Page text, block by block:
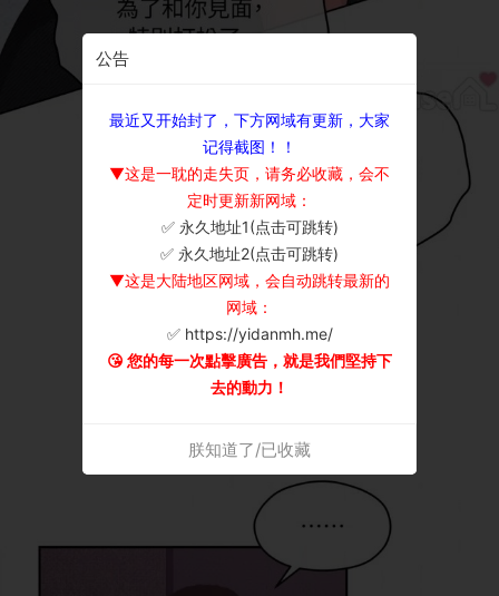
公告
最近又开始封了，下方网域有更新，大家
记得截图！！
▼这是一耽的走失页，请务必收藏，会不
定时更新新网域：
✅ 永久地址1(点击可跳转)
✅ 永久地址2(点击可跳转)
▼这是大陆地区网域，会自动跳转最新的
网域：
✅ https://yidanmh.me/
😘 您的每一次點擊廣告，就是我們堅持下
去的動力！
朕知道了/已收藏